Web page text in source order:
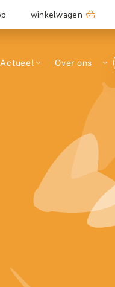
winkelwagen
Actueel Over ons